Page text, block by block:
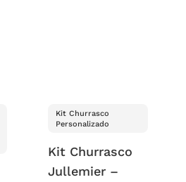
Kit Churrasco
Personalizado
Kit Churrasco
Jullemier –